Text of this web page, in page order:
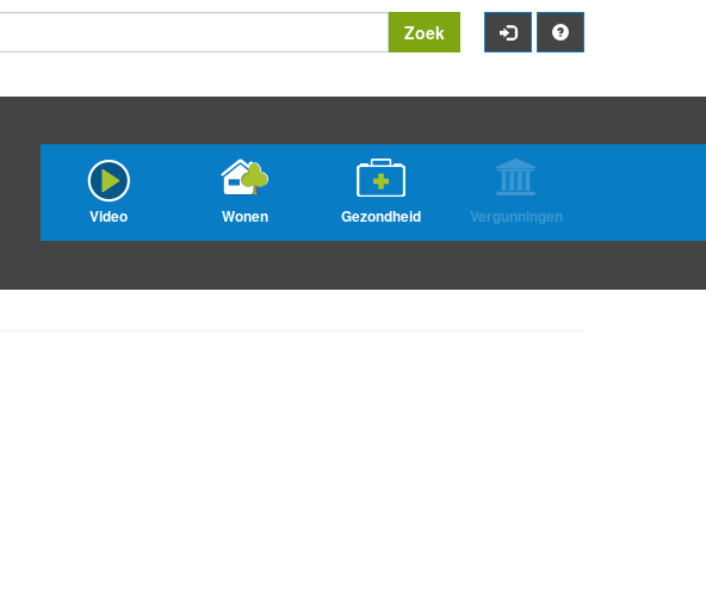
Zoek
Video Wonen Gezondheid Vergunningen